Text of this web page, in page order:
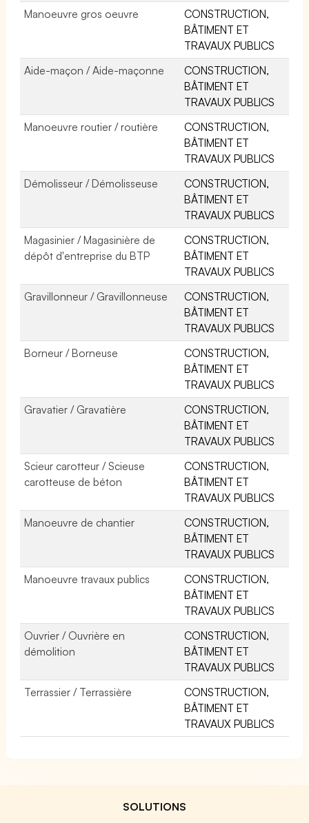
Manoeuvre gros oeuvre
CONSTRUCTION,
BÂTIMENT ET
TRAVAUX PUBLICS
Aide-maçon / Aide-maçonne
CONSTRUCTION,
BÂTIMENT ET
TRAVAUX PUBLICS
Manoeuvre routier / routière
CONSTRUCTION,
BÂTIMENT ET
TRAVAUX PUBLICS
Démolisseur / Démolisseuse
CONSTRUCTION,
BÂTIMENT ET
TRAVAUX PUBLICS
Magasinier / Magasinière de
dépôt d'entreprise du BTP
CONSTRUCTION,
BÂTIMENT ET
TRAVAUX PUBLICS
Gravillonneur / Gravillonneuse
CONSTRUCTION,
BÂTIMENT ET
TRAVAUX PUBLICS
Borneur / Borneuse
CONSTRUCTION,
BÂTIMENT ET
TRAVAUX PUBLICS
Gravatier / Gravatière
CONSTRUCTION,
BÂTIMENT ET
TRAVAUX PUBLICS
Scieur carotteur / Scieuse
carotteuse de béton
CONSTRUCTION,
BÂTIMENT ET
TRAVAUX PUBLICS
Manoeuvre de chantier
CONSTRUCTION,
BÂTIMENT ET
TRAVAUX PUBLICS
Manoeuvre travaux publics
CONSTRUCTION,
BÂTIMENT ET
TRAVAUX PUBLICS
Ouvrier / Ouvrière en
démolition
CONSTRUCTION,
BÂTIMENT ET
TRAVAUX PUBLICS
Terrassier / Terrassière
CONSTRUCTION,
BÂTIMENT ET
TRAVAUX PUBLICS
SOLUTIONS